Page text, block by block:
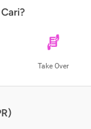
Take Over